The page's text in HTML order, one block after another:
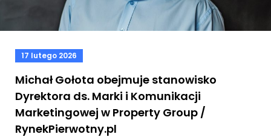
17 lutego 2026
Michał Gołota obejmuje stanowisko
Dyrektora ds. Marki i Komunikacji
Marketingowej w Property Group /
RynekPierwotny.pl